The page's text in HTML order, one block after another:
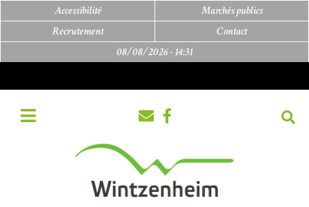
Accessibilité
Marchés publics
Recrutement
Contact
08/08/2026 -14:31